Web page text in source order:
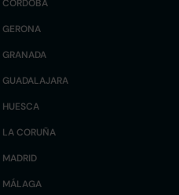
CÓRDOBA
GERONA
GRANADA
GUADALAJARA
HUESCA
LA CORUÑA
MADRID
MÁLAGA